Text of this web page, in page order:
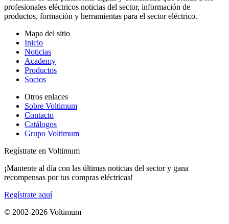
profesionales eléctricos noticias del sector, información de
productos, formación y herramientas para el sector eléctrico.
Mapa del sitio
Inicio
Noticias
Academy
Productos
Socios
Otros enlaces
Sobre Voltimum
Contacto
Catálogos
Grupo Voltimum
Regístrate en Voltimum
¡Mantente al día con las últimas noticias del sector y gana
recompensas por tus compras eléctricas!
Regístrate aquí
© 2002-2026 Voltimum